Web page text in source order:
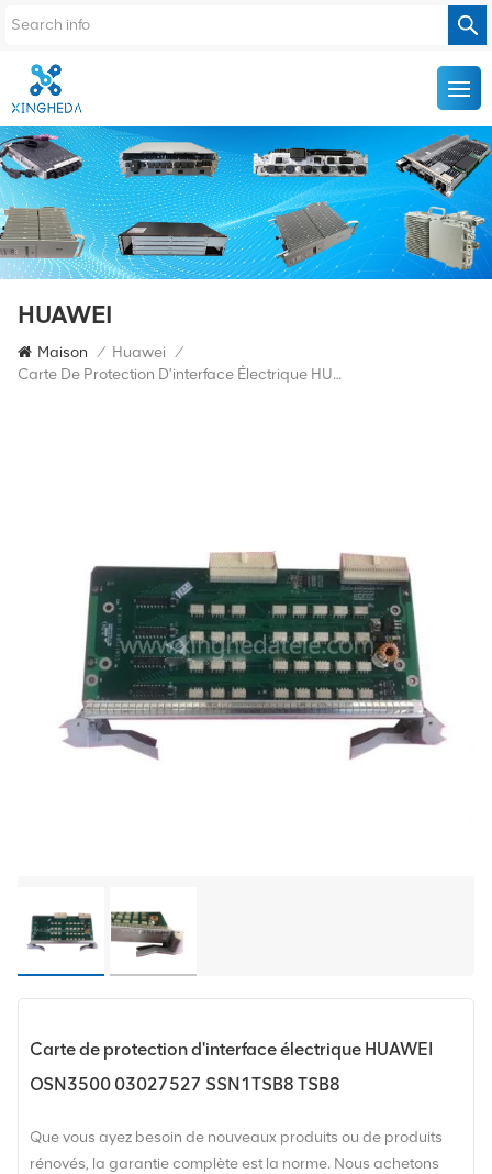
HUAWEI
Maison / Huawei /
Carte De Protection D'interface Électrique HUAWEI OSN3500 03027527 SSN1TSB8 TSB8
Carte de protection d'interface électrique HUAWEI
OSN3500 03027527 SSN1TSB8 TSB8
Que vous ayez besoin de nouveaux produits ou de produits
rénovés, la garantie complète est la norme. Nous achetons